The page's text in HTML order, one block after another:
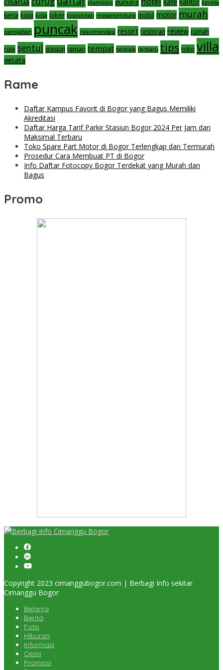
glamping gunung kantor kereta
kerja kopi kota loker lowongan megamendung mobil motor murah
pamijahan puncak rekomendasi resort restoran review rumah
rute sentul stasiun taman tempat terbaik terbaru tips toko villa
wisata
Rame
Daftar Kampus Favorit di Bogor yang Bagus Memiliki
Akreditasi
Daftar Harga Tarif Parkir Stasiun Bogor 2024 Per Jam dan
Maksimal Terbaru
Toko Spare Part Motor di Bogor Terlengkap dan Termurah
Prosedur Cara Membuat PT di Bogor
Info Daftar Fotocopy Bogor Terdekat yang Murah dan
Bagus
Promo
Copyright 2023 cimanggubogor.com | Berbagi Info sekitar
Cimanggu Bogor
Belanja
Berita
Foto
Hiburan
Informasi
Opini
Promosi